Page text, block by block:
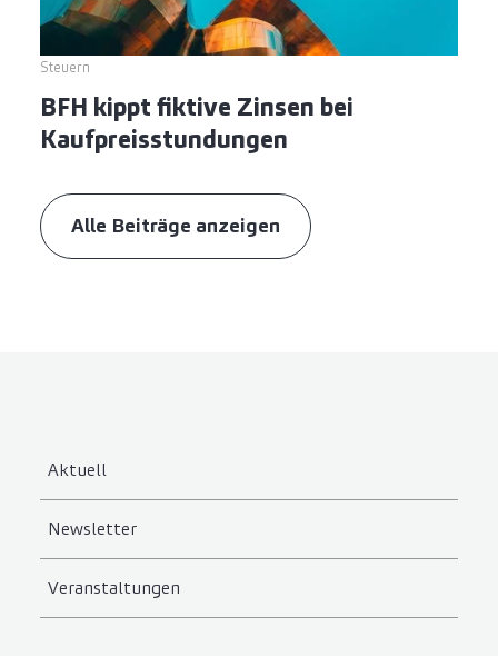
Steuern
BFH kippt fiktive Zinsen bei
Kaufpreisstundungen
Alle Beiträge anzeigen
Aktuell
Newsletter
Veranstaltungen